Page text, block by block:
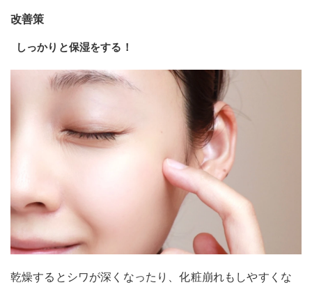
改善策
しっかりと保湿をする！
乾燥するとシワが深くなったり、化粧崩れもしやすくな